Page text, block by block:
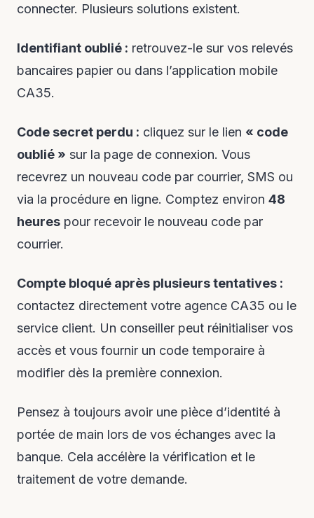
connecter. Plusieurs solutions existent.
Identifiant oublié : retrouvez-le sur vos relevés
bancaires papier ou dans l’application mobile
CA35.
Code secret perdu : cliquez sur le lien « code
oublié » sur la page de connexion. Vous
recevrez un nouveau code par courrier, SMS ou
via la procédure en ligne. Comptez environ 48
heures pour recevoir le nouveau code par
courrier.
Compte bloqué après plusieurs tentatives :
contactez directement votre agence CA35 ou le
service client. Un conseiller peut réinitialiser vos
accès et vous fournir un code temporaire à
modifier dès la première connexion.
Pensez à toujours avoir une pièce d’identité à
portée de main lors de vos échanges avec la
banque. Cela accélère la vérification et le
traitement de votre demande.